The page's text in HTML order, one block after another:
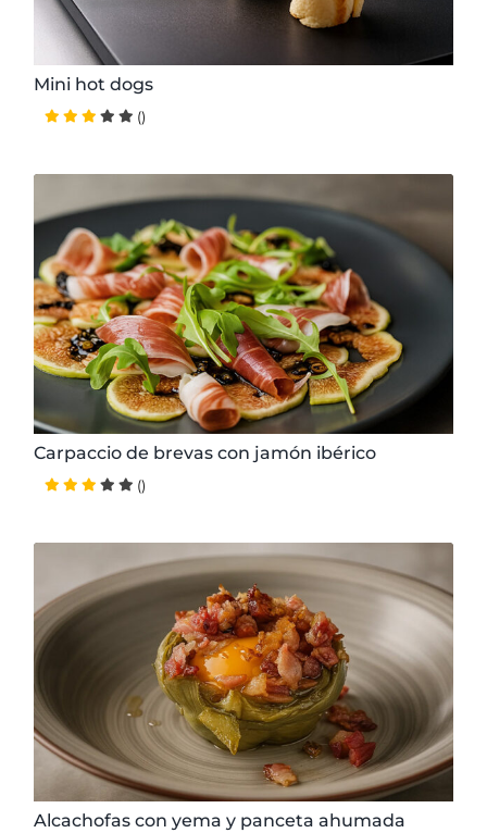
Mini hot dogs
()
15 minutos
Muy Fácil
2 personas
3.80 € / ración
Carpaccio de brevas con jamón ibérico
()
30 minutos
Muy Fácil
2 personas
2.50 € / ración
Alcachofas con yema y panceta ahumada